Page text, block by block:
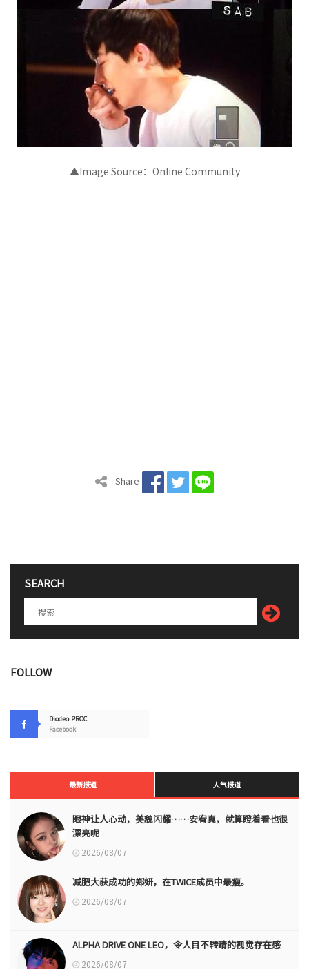
▲Image Source：Online Community
Share
SEARCH
FOLLOW
Diodeo.PROC
Facebook
最新报道 人气报道
眼神让人心动，美貌闪耀……安宥真，就算瞪着看也很
漂亮呢
2026/08/07
减肥大获成功的郑妍，在TWICE成员中最瘦。
2026/08/07
ALPHA DRIVE ONE LEO，令人目不转睛的视觉存在感
2026/08/07